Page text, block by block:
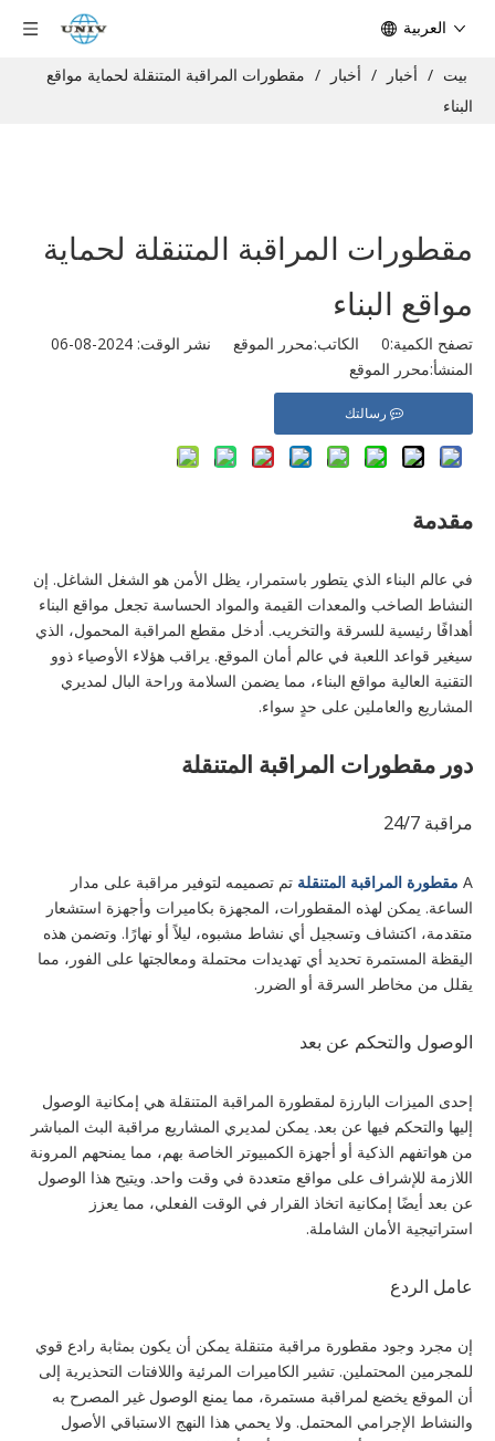
العربية
بيت / أخبار / أخبار / مقطورات المراقبة المتنقلة لحماية مواقع
البناء
مقطورات المراقبة المتنقلة لحماية
مواقع البناء
تصفح الكمية:0
المنشأ:محرر الموقع
رسالتك
مقدمة
في عالم البناء الذي يتطور باستمرار، يظل الأمن هو الشغل الشاغل. إن
النشاط الصاخب والمعدات القيمة والمواد الحساسة تجعل مواقع البناء
أهدافًا رئيسية للسرقة والتخريب. أدخل مقطع المراقبة المحمول، الذي
سيغير قواعد اللعبة في عالم أمان الموقع. يراقب هؤلاء الأوصياء ذوو
التقنية العالية مواقع البناء، مما يضمن السلامة وراحة البال لمديري
المشاريع والعاملين على حدٍ سواء.
دور مقطورات المراقبة المتنقلة
مراقبة 24/7
A مقطورة المراقبة المتنقلة تم تصميمه لتوفير مراقبة على مدار
الساعة. يمكن لهذه المقطورات، المجهزة بكاميرات وأجهزة استشعار
متقدمة، اكتشاف وتسجيل أي نشاط مشبوه، ليلاً أو نهارًا. وتضمن هذه
اليقظة المستمرة تحديد أي تهديدات محتملة ومعالجتها على الفور، مما
يقلل من مخاطر السرقة أو الضرر.
الوصول والتحكم عن بعد
إحدى الميزات البارزة لمقطورة المراقبة المتنقلة هي إمكانية الوصول
إليها والتحكم فيها عن بعد. يمكن لمديري المشاريع مراقبة البث المباشر
من هواتفهم الذكية أو أجهزة الكمبيوتر الخاصة بهم، مما يمنحهم المرونة
اللازمة للإشراف على مواقع متعددة في وقت واحد. ويتيح هذا الوصول
عن بعد أيضًا إمكانية اتخاذ القرار في الوقت الفعلي، مما يعزز
استراتيجية الأمان الشاملة.
عامل الردع
إن مجرد وجود مقطورة مراقبة متنقلة يمكن أن يكون بمثابة رادع قوي
للمجرمين المحتملين. تشير الكاميرات المرئية واللافتات التحذيرية إلى
أن الموقع يخضع لمراقبة مستمرة، مما يمنع الوصول غير المصرح به
والنشاط الإجرامي المحتمل. ولا يحمي هذا النهج الاستباقي الأصول